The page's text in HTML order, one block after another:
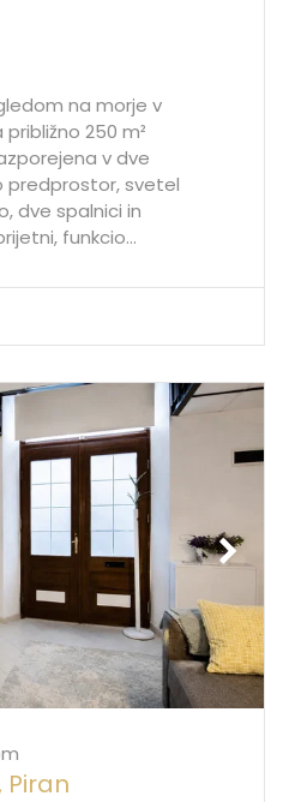
na morje v
250 m²
v dve
predprostor, svetel
dve spalnici in
funkcio...